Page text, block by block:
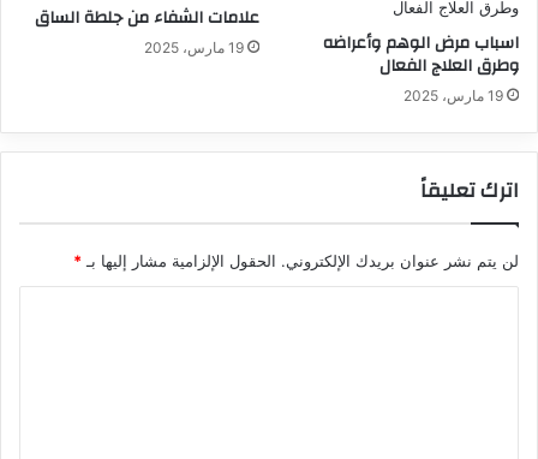
اسباب مرض الوهم وأعراضه
وطرق العلاج الفعال
19 مارس، 2025
علامات الشفاء من جلطة الساق
19 مارس، 2025
اترك تعليقاً
لن يتم نشر عنوان بريدك الإلكتروني. الحقول الإلزامية مشار إليها بـ *